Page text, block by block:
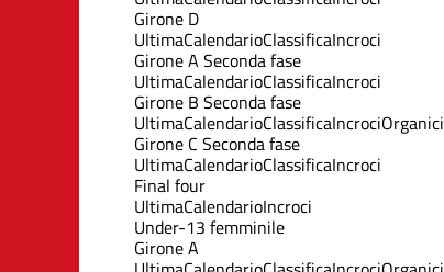
Girone D
UltimaCalendarioClassificaIncroci
Girone A Seconda fase
UltimaCalendarioClassificaIncroci
Girone B Seconda fase
UltimaCalendarioClassificaIncrociOrganici
Girone C Seconda fase
UltimaCalendarioClassificaIncroci
Final four
UltimaCalendarioIncroci
Under-13 femminile
Girone A